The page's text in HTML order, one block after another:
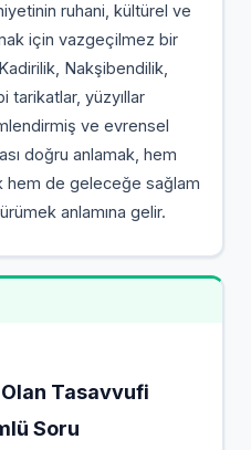
ruhani, kültürel ve
için vazgeçilmez bir
Nakşibendilik,
tarikatlar, yüzyıllar
ve evrensel
doğru anlamak, hem
hem de geleceğe sağlam
anlamına gelir.
Tasavvufi
Soru